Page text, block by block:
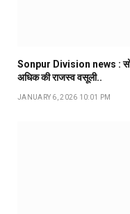
Sonpur Division news :
अधिक की राजस्व वसूली..
JANUARY 6, 2026 10:01 PM